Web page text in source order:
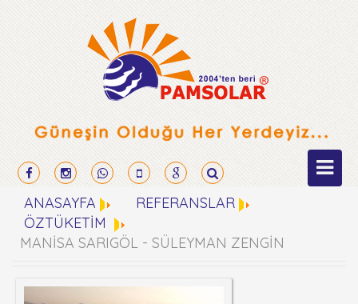
ANASAYFA
REFERANSLAR
ÖZTÜKETİM
MANİSA SARIGÖL - SÜLEYMAN ZENGİN